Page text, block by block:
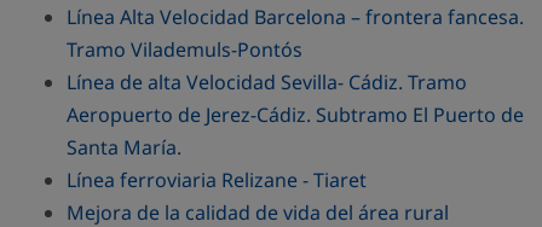
Línea Alta Velocidad Barcelona – frontera fancesa.
Tramo Vilademuls-Pontós
Línea de alta Velocidad Sevilla- Cádiz. Tramo
Aeropuerto de Jerez-Cádiz. Subtramo El Puerto de
Santa María.
Línea ferroviaria Relizane - Tiaret
Mejora de la calidad de vida del área rural